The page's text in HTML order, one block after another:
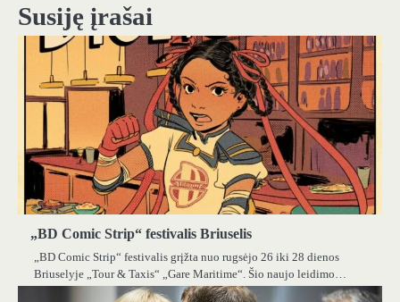
Susiję įrašai
„BD Comic Strip“ festivalis Briuselis
„BD Comic Strip“ festivalis grįžta nuo rugsėjo 26 iki 28 dienos
Briuselyje „Tour & Taxis“ „Gare Maritime“. Šio naujo leidimo…